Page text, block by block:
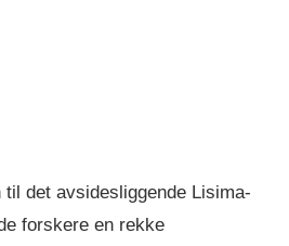
til det avsidesliggende Lisima-
forskere en rekke